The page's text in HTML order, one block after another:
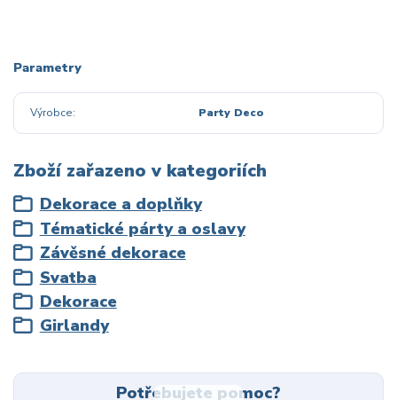
Parametry
Výrobce Party Deco
Zboží zařazeno v kategoriích
Dekorace a doplňky
Tématické párty a oslavy
Závěsné dekorace
Svatba
Dekorace
Girlandy
Potřebujete pomoc?